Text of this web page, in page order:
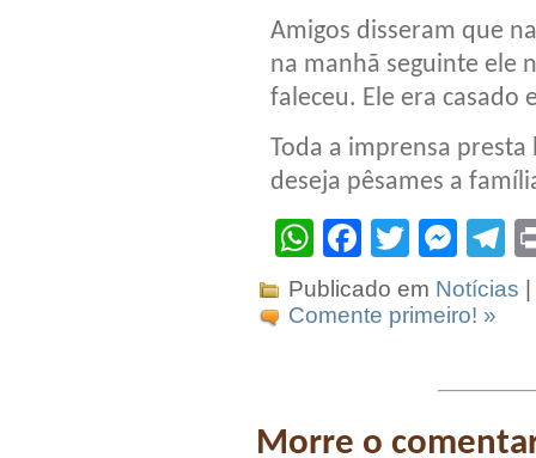
Amigos disseram que
na manhã seguinte ele
faleceu. Ele era casado
Toda a imprensa
deseja pêsames a
WhatsApp
Facebook
Twitter
Publicado em Notícias
Comente primeiro! »
Morre o